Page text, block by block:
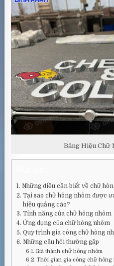
Bảng Hiệu Chữ
Những điều cần biết về chữ
Tại sao chữ hông nhôm được
hiệu quảng cáo?
Tính năng của chữ hông nhôm
Ứng dụng của chữ hông nhôm
Quy trình gia công chữ hông
Những câu hỏi thường gặp
Giá thành chữ hông nhôm
Thời gian gia công chữ hông